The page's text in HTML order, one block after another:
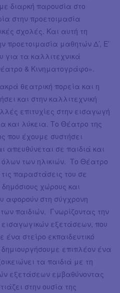
διαρκή παρουσία στο
στην προετοιμασία
σχολές. Και αυτή τη
μαθητών Δ’, Ε’
για τα καλλιτεχνικά
& Κινηματογράφο».
θεατρική πορεία και η
και στην καλλιτεχνική
επιτυχίες στην εισαγωγή
και λύκεια. Το Θέατρο της
που έχουμε συστήσει
απευθύνεται σε παιδιά και
των ηλικιών. Το Θέατρο
παραστάσεις του σε
χώρους και
αφορούν στη σύγχρονη
παιδιών. Γνωρίζοντας την
εισαγωγικών εξετάσεων, που
στείρο εκπαιδευτικό
επιπλέον ένα
τα παιδιά με τη
εξετάσεων εμβαθύνοντας
στην ουσία της